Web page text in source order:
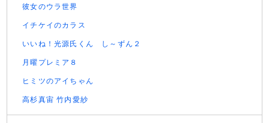
彼女のウラ世界
イチケイのカラス
いいね！光源氏くん し～ずん２
月曜プレミア８
ヒミツのアイちゃん
高杉真宙 竹内愛紗